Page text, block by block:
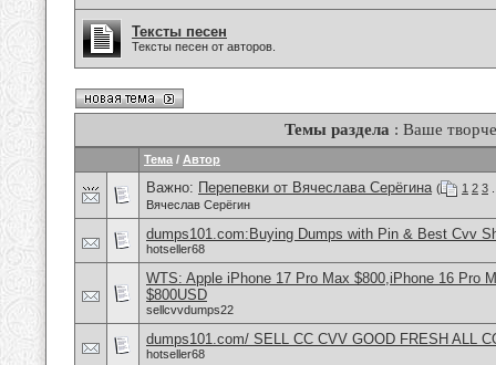
Тексты песен
Тексты песен от авторов.
Темы раздела : Ваше
Тема / Автор
Важно: Перепевки от Вячеслава Серёгина ( 1 2 3
Вячеслав Серёгин
dumps101.com:Buying Dumps with Pin & Best Cvv
hotseller68
WTS: Apple iPhone 17 Pro Max $800,iPhone 16 Pro
$800USD
sellcvvdumps22
dumps101.com/ SELL CC CVV GOOD FRESH ALL
hotseller68